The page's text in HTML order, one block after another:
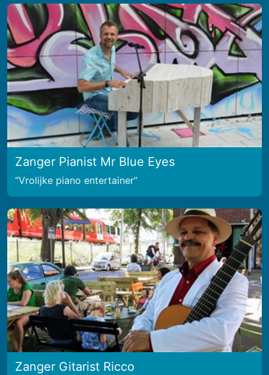
Zanger Pianist Mr Blue Eyes
Vrolijke piano entertainer
Zanger Gitarist Ricco